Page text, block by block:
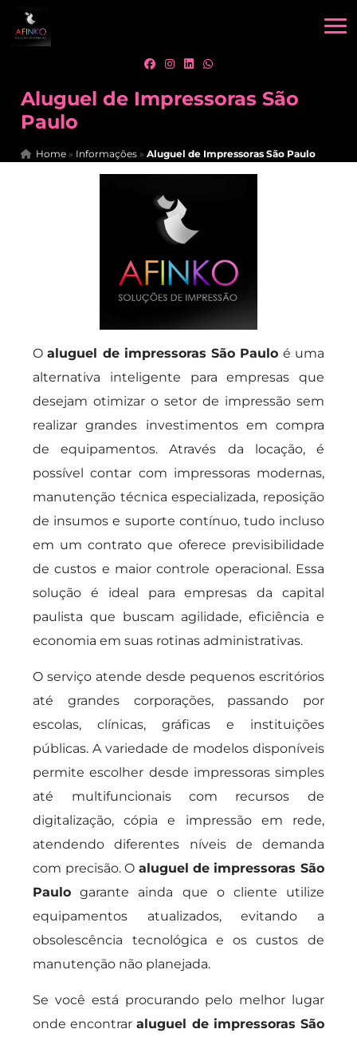
Aluguel de Impressoras São
Paulo
Home » Informações »Aluguel de Impressoras São Paulo
Oaluguel de impressoras São Paulo é uma
alternativa inteligente para empresas que
desejam otimizar o setor de impressão sem
realizar grandes investimentos em compra
de equipamentos. Através da locação, é
possível contar com impressoras modernas,
manutenção técnica especializada, reposição
de insumos e suporte contínuo, tudo incluso
em um contrato que oferece previsibilidade
de custos e maior controle operacional. Essa
solução é ideal para empresas da capital
paulista que buscam agilidade, eficiência e
economia em suas rotinas administrativas.
O serviço atende desde pequenos escritórios
até grandes corporações, passando por
escolas, clínicas, gráficas e instituições
públicas. A variedade de modelos disponíveis
permite escolher desde impressoras simples
até multifuncionais com recursos de
digitalização, cópia e impressão em rede,
atendendo diferentes níveis de demanda
com precisão. O aluguel de impressoras São
Paulo garante ainda que o cliente utilize
equipamentos atualizados, evitando a
obsolescência tecnológica e os custos de
manutenção não planejada.
Se você está procurando pelo melhor lugar
onde encontraraluguel de impressoras São